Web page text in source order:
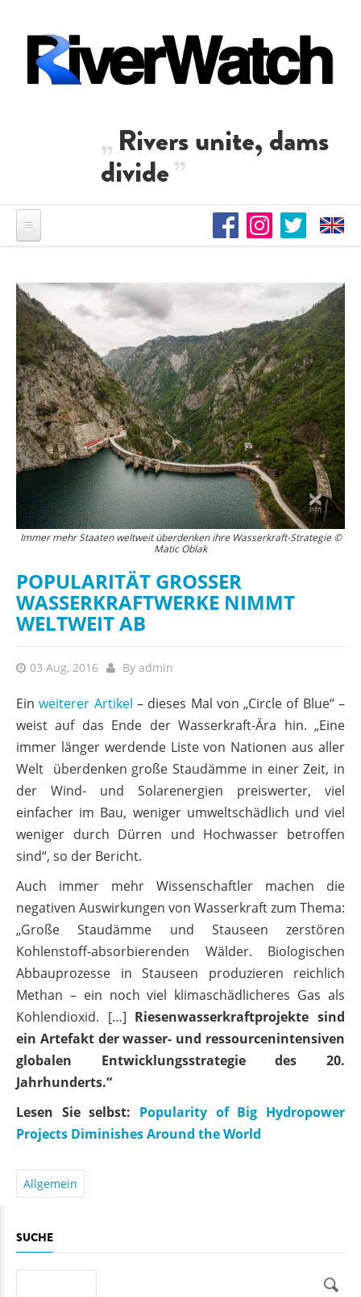
Rivers unite, dams
divide
Immer mehr Staaten weltweit überdenken ihre Wasserkraft-Strategie ©
Matic Oblak
POPULARITÄT GROSSER W
ASSERKRAFTWERKE NIMMT W
ELTWEIT AB
03 Aug, 2016 By admin
Einweiterer Artikel – dieses Mal von „Circle of Blue“ –
weist auf das Ende der Wasserkraft-Ära hin. „Eine
immer länger werdende Liste von Nationen aus aller
Welt überdenken große Staudämme in einer Zeit, in
der Wind- und Solarenergien preiswerter, viel
einfacher im Bau, weniger umweltschädlich und viel
weniger durch Dürren und Hochwasser betroffen
sind“, so der Bericht.
Auch immer mehr Wissenschaftler machen die
negativen Auswirkungen von Wasserkraft zum Thema:
„Große Staudämme und Stauseen zerstören
Kohlenstoff-absorbierenden Wälder. Biologischen
Abbauprozesse in Stauseen produzieren reichlich
Methan – ein noch viel klimaschädlicheres Gas als
Kohlendioxid. […] Riesenwasserkraftprojekte sind
ein Artefakt der wasser- und ressourcenintensiven
globalen Entwicklungsstrategie des 20.
Jahrhunderts.“
Lesen Sie selbst: Popularity of Big Hydropower
Projects Diminishes Around the World
Allgemein
SUCHE